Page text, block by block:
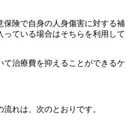
保険で自身の人身傷害に対する補
ている場合はそちらを利用して
て治療費を抑えることができるケ
れは、次のとおりです。